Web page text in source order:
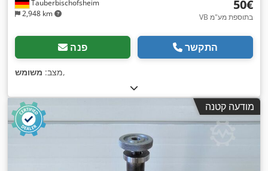
Tauberbischofsheim
2,948 km
‏50 ‏€
VB בתוספת מע"מ
פנה התקשר
מצב: משומש ,
מודעה קטנה